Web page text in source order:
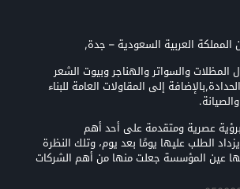
العربية السعودية – جدة,
المظلات والسواتر والهناجر وبيوت الشعر
إلى المقاولات العامة للبناء
عصرية ومتقدمة على أحد أهم
الطلب عليها يومًا بعد يوم، وتلك النظرة
عين المؤسسة جعلت منها من أهم الشركات